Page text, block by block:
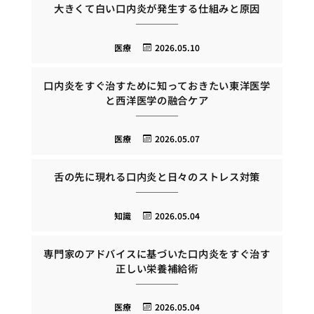
大きくて白い口内炎が発生する仕組みと原因
2026.05.10
医療
口内炎をすぐ治すために知っておきたい東洋医学
と西洋医学の融合ケア
2026.05.07
医療
舌の先に現れる口内炎と日々のストレス対策
2026.05.04
知識
専門家のアドバイスに基づいた口内炎をすぐ治す
正しい栄養補給術
2026.05.04
医療